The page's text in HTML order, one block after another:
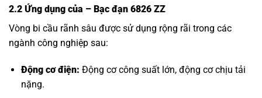
2.2 Ứng dụng của – Bạc đạn 6826 ZZ
Vòng bi cầu rãnh sâu được sử dụng rộng rãi trong các
ngành công nghiệp sau:
Động cơ điện: Động cơ công suất lớn, động cơ chịu tải
nặng.